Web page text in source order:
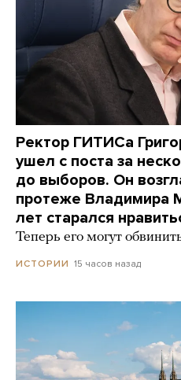
Ректор ГИТИСа
ушел с поста за
до выборов. Он
протеже Владимира
лет старался
Теперь его могут
ИСТОРИИ 15 часов назад